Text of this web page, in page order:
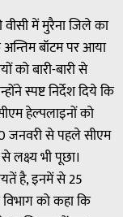
वीसी में मुरैना जिले का
अन्तिम बॉटम पर आया
को बारी-बारी से
स्पष्ट निर्देश दिये कि
हेल्पलाइनों को
जनवरी से पहले सीएम
लक्ष्य भी पूछा।
है, इनमें से 25
विभाग को कहा कि